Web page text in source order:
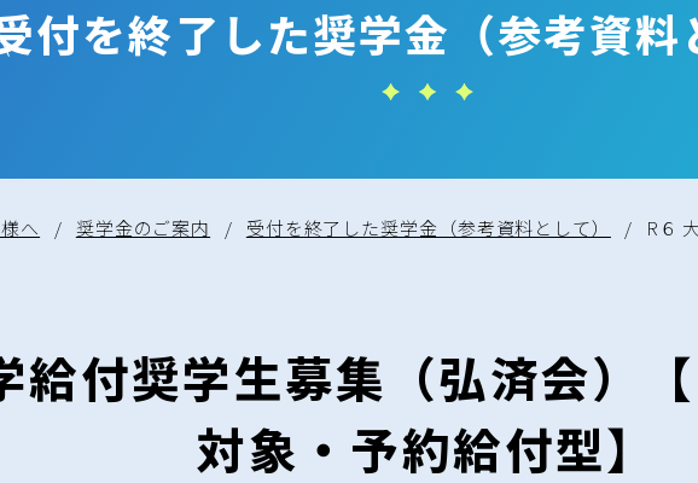
付を終了した奨学金（参考資料
へ / 奨学金のご案内 / 受付を終了した奨学金（参考資料として） /
R６
給付奨学生募集（弘済会）
対象・予約給付型】